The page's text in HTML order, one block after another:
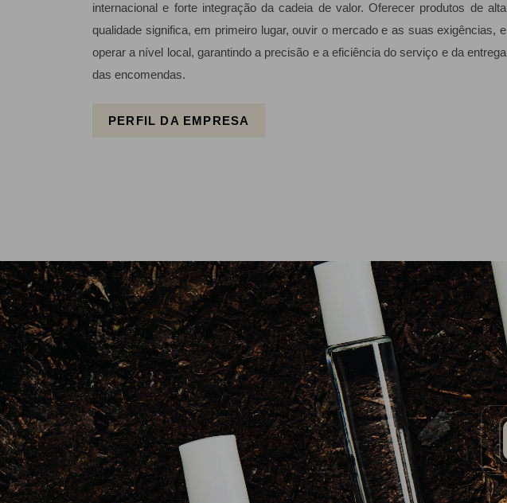
internacional e forte integração da cadeia de valor. Oferecer produtos de alta
qualidade significa, em primeiro lugar, ouvir o mercado e as suas exigências, e
operar a nível local, garantindo a precisão e a eficiência do serviço e da entrega
das encomendas.
PERFIL DA EMPRESA